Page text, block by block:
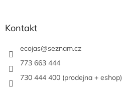
Kontakt
ecojas@seznam.cz
773 663 444
730 444 400 (prodejna + eshop)